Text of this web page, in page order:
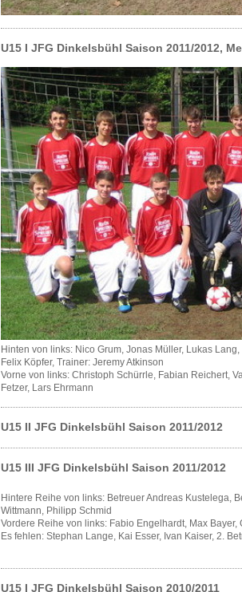
U15 I JFG Dinkelsbühl Saison 2011/2012,
Hinten von links: Nico Grum, Jonas Müller, Lukas
Felix Köpfer, Trainer: Jeremy Atkinson
Vorne von links: Christoph Schürrle, Fabian Reichert,
Fetzer, Lars Ehrmann
U15 II JFG Dinkelsbühl Saison 2011/2012
U15 III JFG Dinkelsbühl Saison 2011/2012
Hintere Reihe von links: Betreuer Andreas Kustelega,
Wittmann, Philipp Schmid
Vordere Reihe von links: Fabio Engelhardt, Max
Es fehlen: Stephan Lange, Kai Esser, Ivan Kaiser, 2.
U15 I JFG Dinkelsbühl Saison 2010/2011